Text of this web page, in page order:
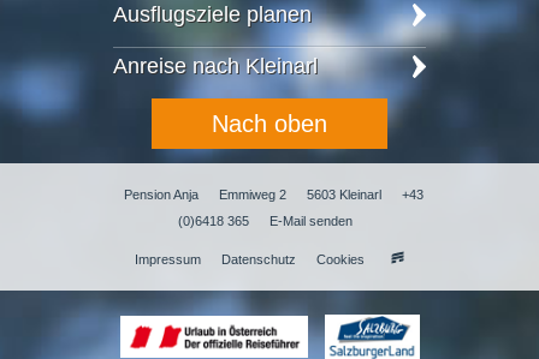
Ausflugsziele planen
Anreise nach Kleinarl
Nach oben
Pension Anja Emmiweg 2 5603 Kleinarl
+43
(0)6418 365
E-Mail senden
Impressum Datenschutz Cookies